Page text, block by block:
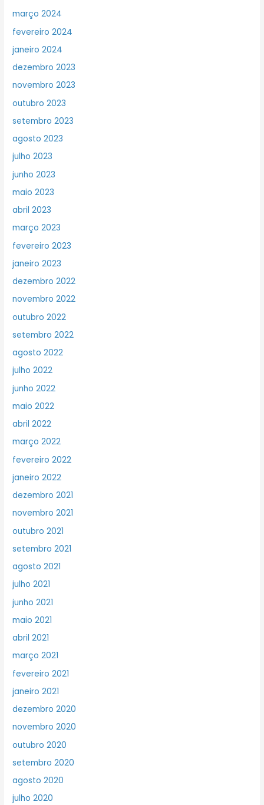
março 2024
fevereiro 2024
janeiro 2024
dezembro 2023
novembro 2023
outubro 2023
setembro 2023
agosto 2023
julho 2023
junho 2023
maio 2023
abril 2023
março 2023
fevereiro 2023
janeiro 2023
dezembro 2022
novembro 2022
outubro 2022
setembro 2022
agosto 2022
julho 2022
junho 2022
maio 2022
abril 2022
março 2022
fevereiro 2022
janeiro 2022
dezembro 2021
novembro 2021
outubro 2021
setembro 2021
agosto 2021
julho 2021
junho 2021
maio 2021
abril 2021
março 2021
fevereiro 2021
janeiro 2021
dezembro 2020
novembro 2020
outubro 2020
setembro 2020
agosto 2020
julho 2020